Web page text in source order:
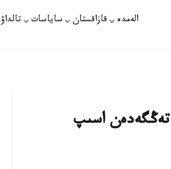
الەمدە قازاقستان ساياسات تالداۋ
ۆاليۋتا ايىرباستاۋ ورىندارىندا دوللاردى ساتۋ باعاسى 370 تەڭگەدەن اسىپ